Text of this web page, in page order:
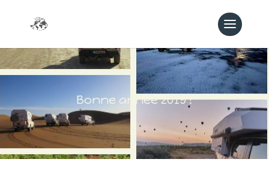
Bonne année 2019 !